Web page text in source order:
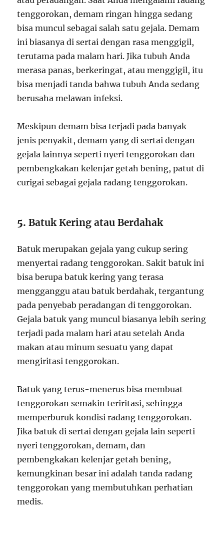
tenggorokan, demam ringan hingga sedang
bisa muncul sebagai salah satu gejala. Demam
ini biasanya di sertai dengan rasa menggigil,
terutama pada malam hari. Jika tubuh Anda
merasa panas, berkeringat, atau menggigil, itu
bisa menjadi tanda bahwa tubuh Anda sedang
berusaha melawan infeksi.
Meskipun demam bisa terjadi pada banyak
jenis penyakit, demam yang di sertai dengan
gejala lainnya seperti nyeri tenggorokan dan
pembengkakan kelenjar getah bening, patut di
curigai sebagai gejala radang tenggorokan.
5.Batuk Kering atau Berdahak
Batuk merupakan gejala yang cukup sering
menyertai radang tenggorokan. Sakit batuk ini
bisa berupa batuk kering yang terasa
mengganggu atau batuk berdahak, tergantung
pada penyebab peradangan di tenggorokan.
Gejala batuk yang muncul biasanya lebih sering
terjadi pada malam hari atau setelah Anda
makan atau minum sesuatu yang dapat
mengiritasi tenggorokan.
Batuk yang terus-menerus bisa membuat
tenggorokan semakin teriritasi, sehingga
memperburuk kondisi radang tenggorokan.
Jika batuk di sertai dengan gejala lain seperti
nyeri tenggorokan, demam, dan
pembengkakan kelenjar getah bening,
kemungkinan besar ini adalah tanda radang
tenggorokan yang membutuhkan perhatian
medis.